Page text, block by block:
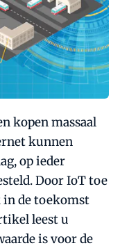
kopen massaal
kunnen
op ieder
Door IoT toe
in de toekomst
leest u
is voor de